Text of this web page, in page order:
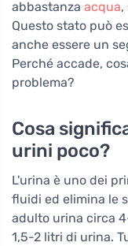
abbastanza acqua,
Questo stato può
anche essere un
Perché accade,
problema?
Cosa
urini poco?
L'urina è uno dei
fluidi ed elimina le
adulto urina circa
1,5-2 litri di urina.